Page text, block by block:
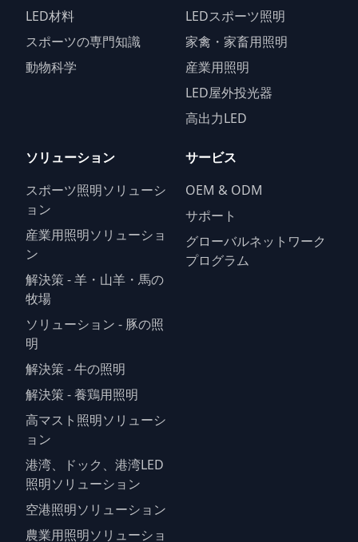
LED材料
スポーツの専門知識
動物科学
LEDスポーツ照明
家禽・家畜用照明
産業用照明
LED屋外投光器
高出力LED
ソリューション
スポーツ照明ソリューシ
ョン
産業用照明ソリューショ
ン
解決策 - 羊・山羊・馬の
牧場
ソリューション - 豚の照
明
解決策 - 牛の照明
解決策 - 養鶏用照明
高マスト照明ソリューシ
ョン
港湾、ドック、港湾LED
照明ソリューション
空港照明ソリューション
農業用照明ソリューショ
サービス
OEM & ODM
サポート
グローバルネットワーク
プログラム